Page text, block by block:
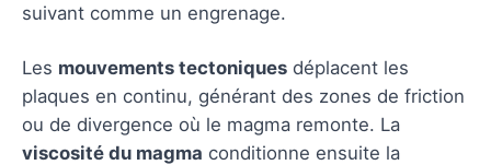
suivant comme un engrenage.
Les mouvements tectoniques déplacent les
plaques en continu, générant des zones de friction
ou de divergence où le magma remonte. La
viscosité du magma conditionne ensuite la